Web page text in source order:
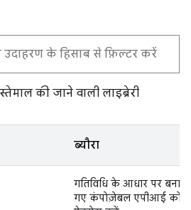
की जाने वाली लाइब्रेरी
ब्यौरा
गतिविधि के आधार पर बनाए
गए कंपोज़ेबल एपीआई को